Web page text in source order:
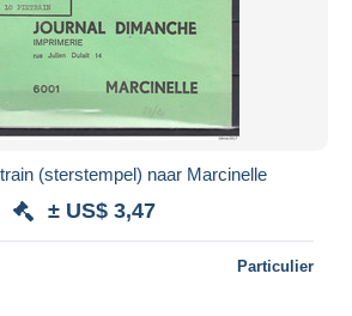
(sterstempel) naar Marcinelle
± US$ 3,47
Particulier